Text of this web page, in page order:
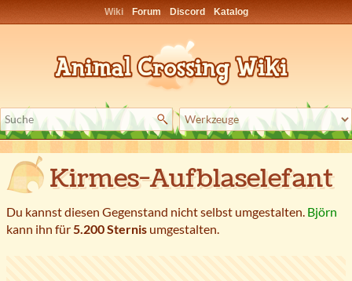
Wiki Forum Discord Katalog
Kirmes-Aufblaselefant
Du kannst diesen Gegenstand nicht selbst umgestalten. Björn
kann ihn für5.200 Sternis umgestalten.